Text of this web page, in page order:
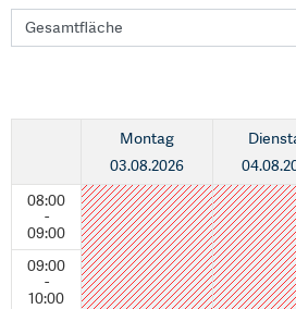
08:00
-
09:00
09:00
-
10:00
Montag
03.08.2026